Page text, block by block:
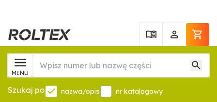
MENU
Szukaj po nazwa/opis nr katalogowy